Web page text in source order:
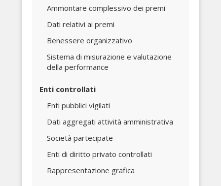
Ammontare complessivo dei premi
Dati relativi ai premi
Benessere organizzativo
Sistema di misurazione e valutazione
della performance
Enti controllati
Enti pubblici vigilati
Dati aggregati attività amministrativa
Società partecipate
Enti di diritto privato controllati
Rappresentazione grafica